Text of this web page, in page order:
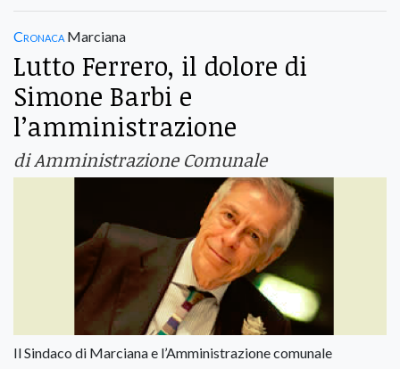
Cronaca Marciana
Lutto Ferrero, il dolore di
Simone Barbi e
l’amministrazione
di Amministrazione Comunale
Il Sindaco di Marciana e l’Amministrazione comunale